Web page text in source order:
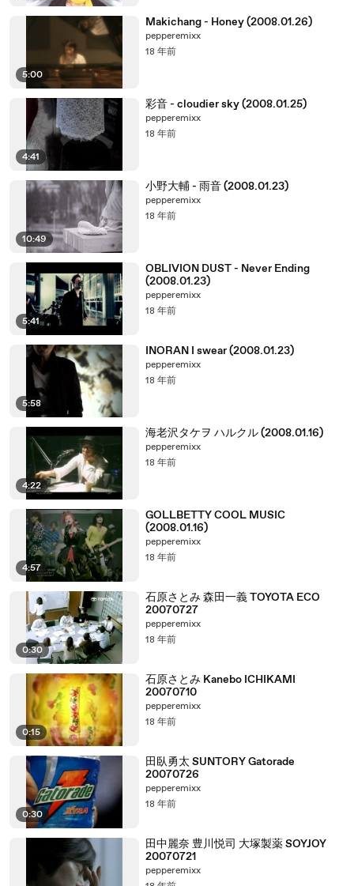
5:00
Makichang - Honey (2008.01.26)
pepperemixx
18 年前
4:41
彩音 - cloudier sky (2008.01.25)
pepperemixx
18 年前
10:49
小野大輔 - 雨音 (2008.01.23)
pepperemixx
18 年前
5:41
OBLIVION DUST - Never Ending
(2008.01.23)
pepperemixx
18 年前
5:58
INORAN I swear (2008.01.23)
pepperemixx
18 年前
4:22
海老沢タケヲ ハルクル (2008.01.16)
pepperemixx
18 年前
4:57
GOLLBETTY COOL MUSIC
(2008.01.16)
pepperemixx
18 年前
0:30
石原さとみ 森田一義 TOYOTA ECO
20070727
pepperemixx
18 年前
0:15
石原さとみ Kanebo ICHIKAMI
20070710
pepperemixx
18 年前
0:30
田臥勇太 SUNTORY Gatorade
20070726
pepperemixx
18 年前
田中麗奈 豊川悦司 大塚製薬 SOYJOY
20070721
pepperemixx